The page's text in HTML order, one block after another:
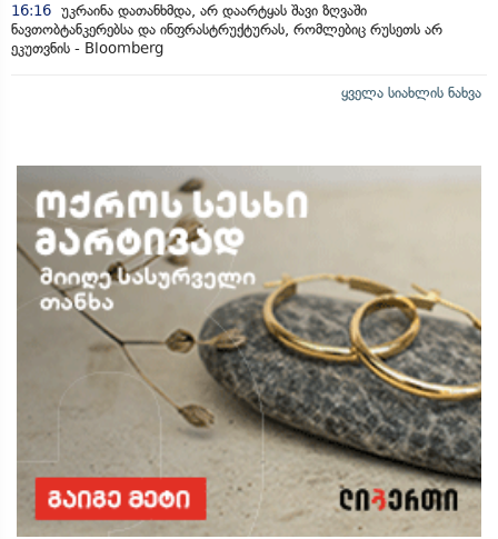
16:16 უკრაინა დათანხმდა, არ დაარტყას შავი ზღვაში
ნავთობტანკერებსა და ინფრასტრუქტურას, რომლებიც რუსეთს არ
ეკუთვნის - Bloomberg
ყველა სიახლის ნახვა